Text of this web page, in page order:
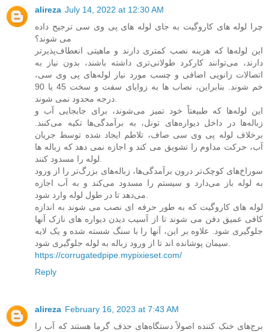
alireza July 14, 2022 at 12:30 AM
چرا لوله های کاروگیت به جای لوله های پی وی سی ترجیح داده
می شوند؟
این لوله‌ها که هزینه نصب کمتری دارند و ماهیتی انعطاف‌پذیرتر
دارند، می‌توانند کارکرد طولانی‌تری داشته باشند، بدون نیاز به
اتصالات زانویی اضافی و چسب مورد نیاز لوله‌های پی وی سی،
خم شوند. بنابراین، نصاب ها به زوایای سفت و سخت 45 یا 90
درجه محدود نمی شوند.
این لوله‌ها که طبیعتاً خود تمیز می‌شوند، برای جابجایی آب و
زباله‌ها در داخل دیواره‌های تونل، به برآمدگی‌ها تکیه می‌کنند.
برخلاف لوله پی وی سی صاف، تلاطم ایجاد شده توسط جریان
آب، حرکت مداوم را تشویق می کند و اجازه نمی دهد که زباله ها
لوله را مسدود کنند.
سوراخ‌های کوچک‌تر درون برآمدگی‌ها، زباله‌های بزرگ‌تر را از ورود
به لوله باز می‌دارد و سیستم را مسدود می‌کند و به آب اجازه
می‌دهد تا در طول لوله وارد شود.
لوله های کاروگیت که به طور حرفه ای نصب می شوند به اندازه
کافی عمیق دفن می شوند تا از آسیب دیدن دیواره های نازک آنها
جلوگیری شود. علاوه بر این، آنها را با سنگ شسته شده و یک لایه
سیمان پوشانده اند تا از ورود زباله به لوله جلوگیری شود.
https://corrugatedpipe.mypixieset.com/
Reply
alireza February 16, 2023 at 7:43 AM
برج‌های خنک کننده اصولاً دستگاه‌های حذف گرما هستند که آب را